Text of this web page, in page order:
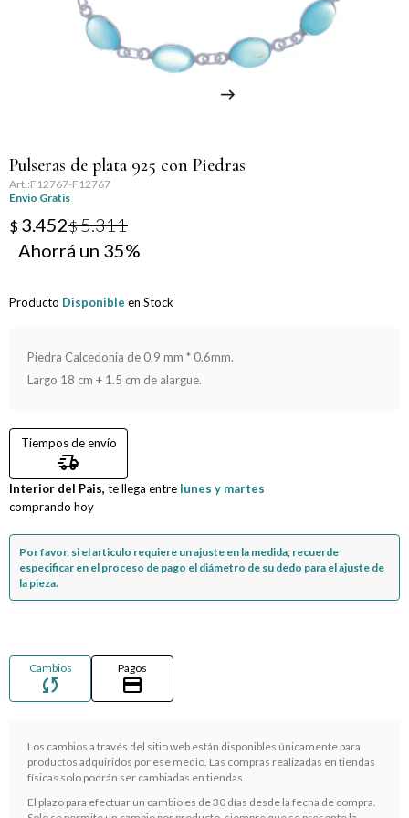
Pulseras de plata 925 con Piedras
F12767-F12767
Envio Gratis
$ 3.452$5.311
35
Producto Disponible en Stock
Piedra Calcedonia de 0.9 mm * 0.6mm.
Largo 18 cm + 1.5 cm de alargue.
Tiempos de envío
delivery_truck_speed
Interior del Pais, te llega entre lunes y martes
comprando hoy
Por favor, si el articulo requiere un ajuste en la medida, recuerde
especificar en el proceso de pago el diámetro de su dedo para el ajuste de
la pieza.
Cambios
sync
Pagos
credit_card
Los cambios a través del sitio web están disponibles únicamente para
productos adquiridos por ese medio. Las compras realizadas en tiendas
físicas solo podrán ser cambiadas en tiendas.
El plazo para efectuar un cambio es de 30 días desde la fecha de compra.
¡Sumate a la forma más ágil de comprar!
Comprá en 3 cuotas sin recargo o hasta en 12
cuotas * ¡Solo con tu cédula!
Día de la Mujer
Día del Amigo
Día del Maestro
Día del Padre
Graduación
Nacimiento
Compromiso
Día del niño